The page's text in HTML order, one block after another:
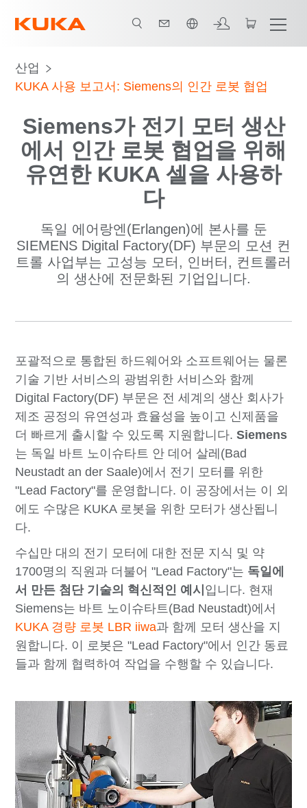
모든 시스템 파트너
산업
KUKA 사용 보고서: Siemens의 인간 로봇 협업
Siemens가 전기 모터 생산
에서 인간 로봇 협업을 위해
유연한 KUKA 셀을 사용하
다
독일 에어랑엔(Erlangen)에 본사를 둔
SIEMENS Digital Factory(DF) 부문의 모션 컨
트롤 사업부는 고성능 모터, 인버터, 컨트롤러
의 생산에 전문화된 기업입니다.
포괄적으로 통합된 하드웨어와 소프트웨어는 물론
기술 기반 서비스의 광범위한 서비스와 함께
Digital Factory(DF) 부문은 전 세계의 생산 회사가
제조 공정의 유연성과 효율성을 높이고 신제품을
더 빠르게 출시할 수 있도록 지원합니다.Siemens
는 독일 바트 노이슈타트 안 데어 살레(Bad
Neustadt an der Saale)에서 전기 모터를 위한
"Lead Factory"를 운영합니다. 이 공장에서는 이 외
에도 수많은 KUKA 로봇을 위한 모터가 생산됩니
다.
수십만 대의 전기 모터에 대한 전문 지식 및 약
1700명의 직원과 더불어 "Lead Factory"는 독일에
서 만든 첨단 기술의 혁신적인 예시 입니다. 현재
Siemens는 바트 노이슈타트(Bad Neustadt)에서
KUKA 경량 로봇 LBR iiwa과 함께 모터 생산을 지
원합니다. 이 로봇은 "Lead Factory"에서 인간 동료
들과 함께 협력하여 작업을 수행할 수 있습니다.